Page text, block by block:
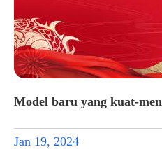
Model baru yang kuat-
Jan 19, 2024